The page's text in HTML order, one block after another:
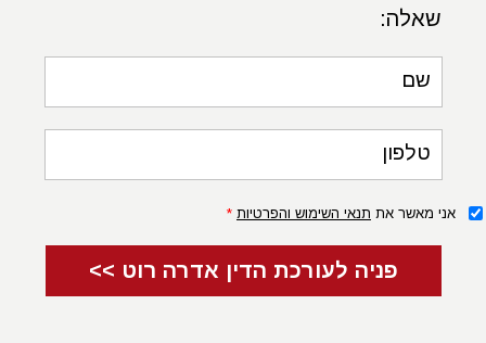
שאלה:
שם
טלפון
אני מאשר את תנאי השימוש והפרטיות *
פניה לעורכת הדין אדרה רוט >>